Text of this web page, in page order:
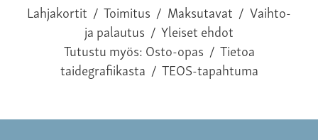
Lahjakortit / Toimitus / Maksutavat / Vaihto-
ja palautus / Yleiset ehdot
Tutustu myös:Osto-opas / Tietoa
taidegrafiikasta / TEOS-tapahtuma